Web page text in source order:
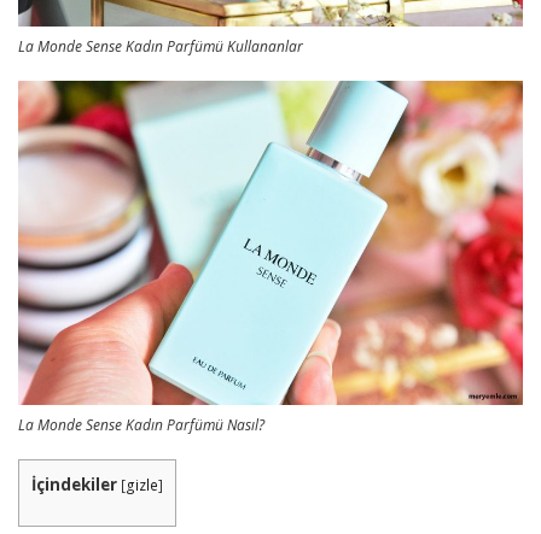
La Monde Sense Kadın Parfümü Kullananlar
La Monde Sense Kadın Parfümü Nasıl?
İçindekiler [gizle]